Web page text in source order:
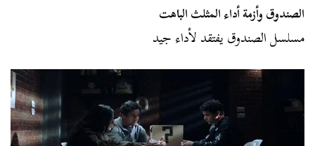
الصندوق وأزمة أداء المثلث الباهت
مسلسل الصندوق يفتقد لأداء جيد